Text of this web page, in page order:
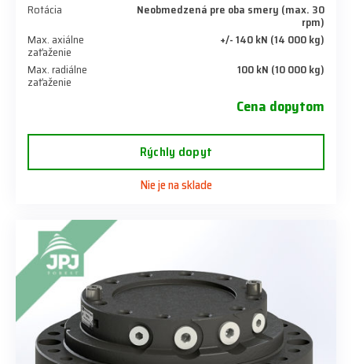
Rotácia Neobmedzená pre oba smery (max. 30
rpm)
Max. axiálne
zaťaženie
+/- 140 kN (14 000 kg)
Max. radiálne
zaťaženie
100 kN (10 000 kg)
Cena dopytom
Rýchly dopyt
Nie je na sklade